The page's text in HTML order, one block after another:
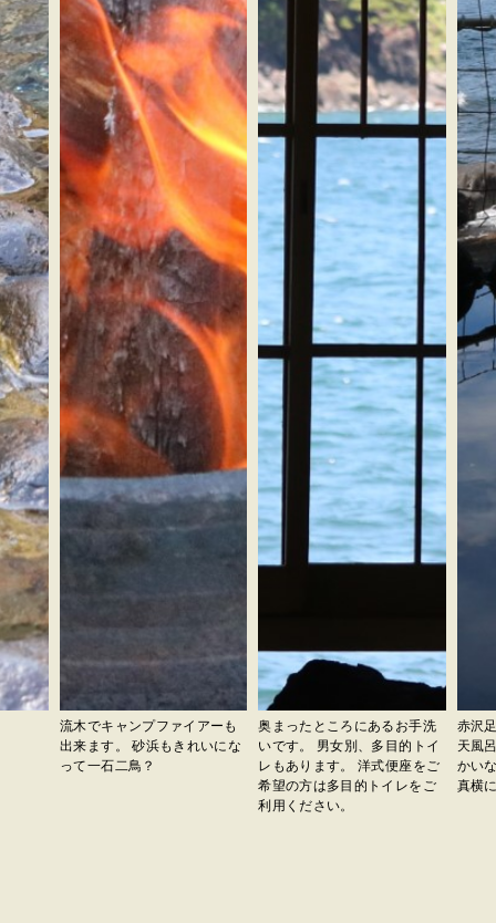
流木でキャンプファイアーも
出来ます。 砂浜もきれいにな
って一石二鳥？
奥まったところにあるお手洗
いです。 男女別、多目的トイ
レもあります。 洋式便座をご
希望の方は多目的トイレをご
利用ください。
赤沢
天風
かい
真横